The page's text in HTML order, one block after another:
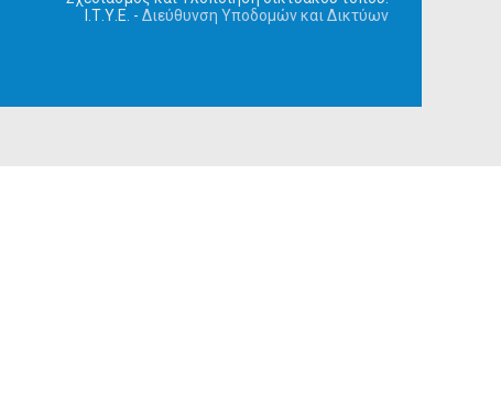
Ι.Τ.Υ.Ε. - Διεύθυνση Υποδομών και Δικτύων